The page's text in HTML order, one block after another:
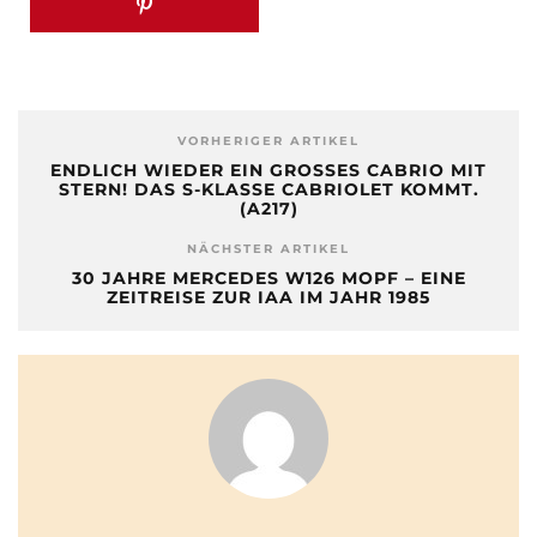
VORHERIGER ARTIKEL
ENDLICH WIEDER EIN GROSSES CABRIO MIT S
TERN! DAS S-KLASSE CABRIOLET KOMMT. (
A217)
NÄCHSTER ARTIKEL
30 JAHRE MERCEDES W126 MOPF – EINE
ZEITREISE ZUR IAA IM JAHR 1985